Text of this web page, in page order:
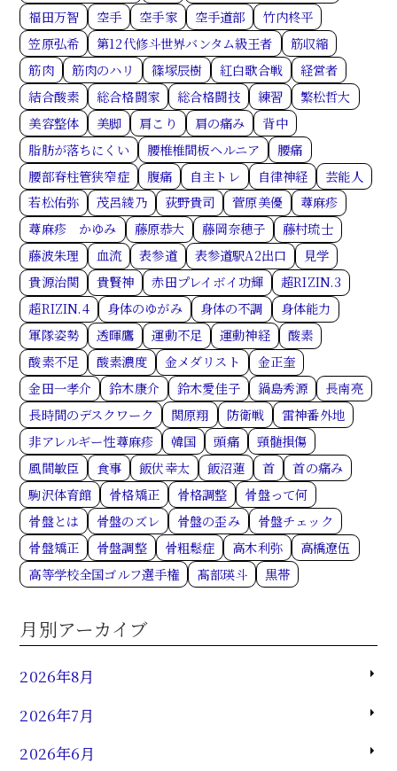
福田万智
空手 空手家 空手道部
竹内柊平
笠原弘希
第12代修斗世界バンタム級王者
筋収縮
筋肉
筋肉のハリ 篠塚辰樹 紅白歌合戦
経営者
結合酸素
総合格闘家 総合格闘技 練習
繁松哲大
美容整体
美脚 肩こり 肩の痛み
背中
脂肪が落ちにくい
腰椎椎間板ヘルニア
腰痛
腰部脊柱管狭窄症
腹痛 自主トレ 自律神経
芸能人
若松佑弥
茂呂綾乃 荻野貴司 菅原美優
蕁麻疹
蕁麻疹 かゆみ
藤原恭大 藤岡奈穂子
藤村琉士
藤波朱理
血流 表参道 表参道駅A2出口
見学
貴源治関
貴賢神 赤田プレイボイ功輝
超RIZIN.3
超RIZIN.4
身体のゆがみ 身体の不調
身体能力
軍隊姿勢
透暉鷹 運動不足 運動神経
酸素
酸素不足
酸素濃度 金メダリスト
金正奎
金田一孝介
鈴木康介 鈴木愛佳子 鍋島秀源
長南亮
長時間のデスクワーク
関原翔 防衛戦
雷神番外地
非アレルギー性蕁麻疹
韓国 頭痛
頸髄損傷
風間敏臣
食事 飯伏幸太 飯沼蓮 首
首の痛み
駒沢体育館
骨格矯正 骨格調整
骨盤って何
骨盤とは
骨盤のズレ 骨盤の歪み
骨盤チェック
骨盤矯正
骨盤調整 骨粗鬆症 高木利弥
高橋遼伍
高等学校全国ゴルフ選手権
髙部瑛斗 黒帯
月別アーカイブ
2026年8月
2026年7月
2026年6月